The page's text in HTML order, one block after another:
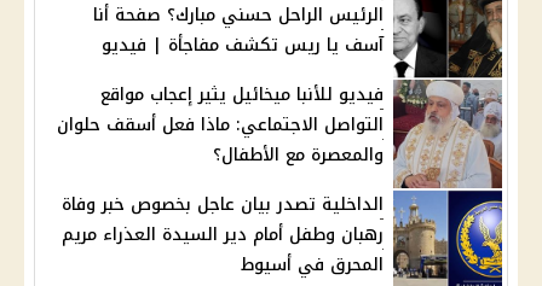
الرئيس الراحل حسني مبارك؟ صفحة أنا
آسف يا ريس تكشف مفاجأة | فيديو
فيديو للأنبا ميخائيل يثير إعجاب مواقع
التواصل الاجتماعي: ماذا فعل أسقف حلوان
والمعصرة مع الأطفال؟
الداخلية تصدر بيان عاجل بخصوص خبر وفاة
رهبان وطفل أمام دير السيدة العذراء مريم
المحرق في أسيوط